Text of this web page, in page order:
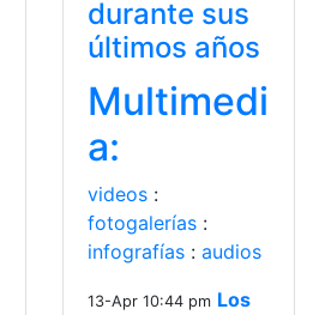
durante sus
últimos años
Multimedi
a:
videos :
fotogalerías :
infografías : audios
13-Apr 10:44 pm Los